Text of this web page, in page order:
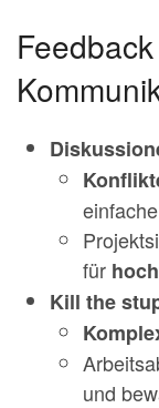
für
Kill the
und